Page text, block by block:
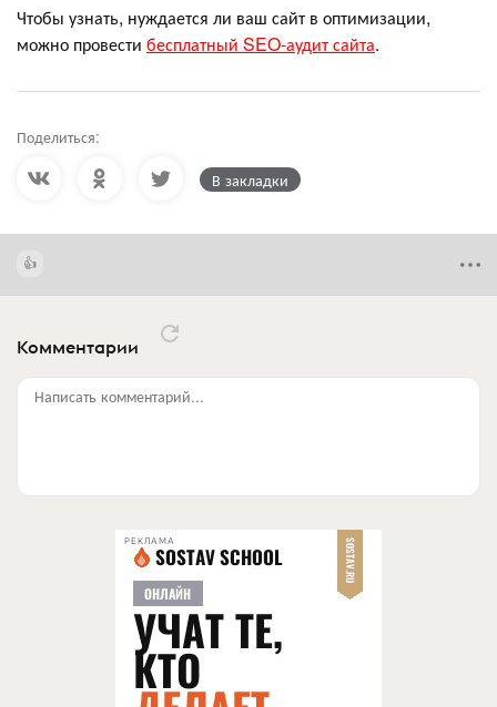
Чтобы узнать, нуждается ли ваш сайт в оптимизации,
можно провести бесплатный SEO-аудит сайта.
Поделиться:
В закладки
Комментарии
Написать комментарий...
РЕКЛАМА